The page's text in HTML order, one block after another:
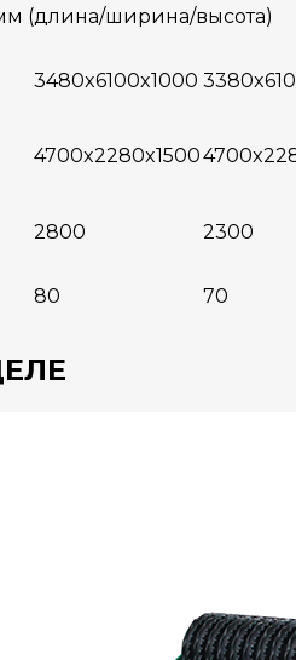
(длина/ширина/высота)
3480x6100x1000
4700x2280x1500
2800 2300
80 70